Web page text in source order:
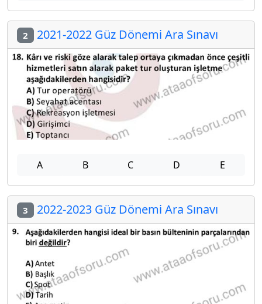
2 2021-2022 Güz Dönemi Ara Sınavı
A B C D E
3 2022-2023 Güz Dönemi Ara Sınavı